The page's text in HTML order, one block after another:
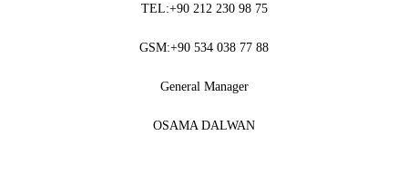
TEL:+90 212 230 98 75
GSM:+90 534 038 77 88
General Manager
OSAMA DALWAN